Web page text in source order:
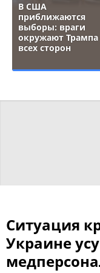
В США
приближаются
выборы: враги
окружают Трампа
всех сторон
Ситуация
Украине